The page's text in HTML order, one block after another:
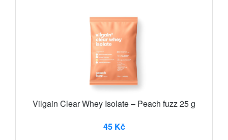
Vilgain Clear Whey Isolate – Peach fuzz 25 g
45 Kč